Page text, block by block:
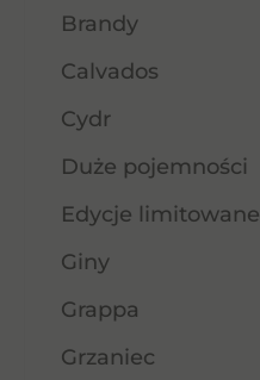
Brandy
Calvados
Cydr
Duże pojemności
Edycje limitowane
Giny
Grappa
Grzaniec